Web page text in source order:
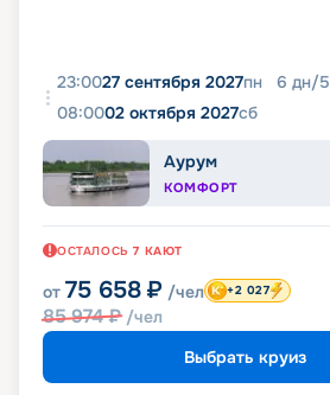
23:0027 сентября 2027пн 6 дн/5
08:0002 октября 2027сб
Аурум
КОМФОРТ
ОСТАЛОСЬ 7 КАЮТ
от 75 658 ₽ /чел
85 974₽ /чел
+2 027
Выбрать круиз